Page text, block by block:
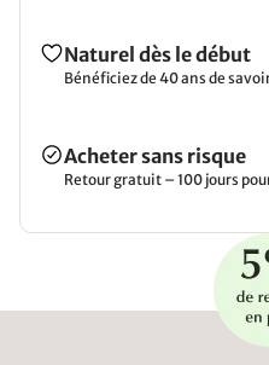
Naturel dès le début
Bénéficiez de 40 ans de
Acheter sans risque
Retour gratuit – 100 jours